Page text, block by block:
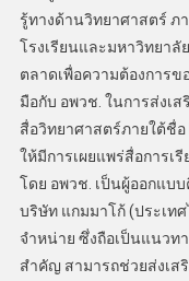
รู้ทางด้านวิทยาศาสตร์ ภ
โรงเรียนและมหาวิทยาลั
ตลาดเพื่อความต้องการข
มือกับ อพวช. ในการส่งเ
สื่อวิทยาศาสตร์ภายใต้ชื่อ
ให้มีการเผยแพร่สื่อการ
โดย อพวช. เป็นผู้ออกแบ
บริษัท แกมมาโก้ (ประเท
จำหน่าย ซึ่งถือเป็นแนวท
สำคัญ สามารถช่วยส่งเส